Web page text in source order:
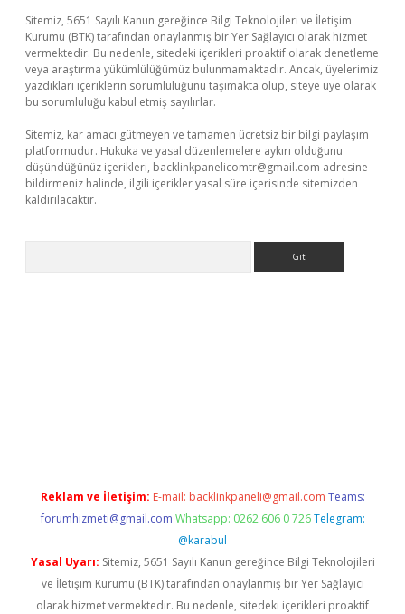
Sitemiz, 5651 Sayılı Kanun gereğince Bilgi Teknolojileri ve İletişim
Kurumu (BTK) tarafından onaylanmış bir Yer Sağlayıcı olarak hizmet
vermektedir. Bu nedenle, sitedeki içerikleri proaktif olarak denetleme
veya araştırma yükümlülüğümüz bulunmamaktadır. Ancak, üyelerimiz
yazdıkları içeriklerin sorumluluğunu taşımakta olup, siteye üye olarak
bu sorumluluğu kabul etmiş sayılırlar.
Sitemiz, kar amacı gütmeyen ve tamamen ücretsiz bir bilgi paylaşım
platformudur. Hukuka ve yasal düzenlemelere aykırı olduğunu
düşündüğünüz içerikleri, backlinkpanelicomtr@gmail.com adresine
bildirmeniz halinde, ilgili içerikler yasal süre içerisinde sitemizden
kaldırılacaktır.
Reklam ve İletişim: E-mail: backlinkpaneli@gmail.com Teams:
forumhizmeti@gmail.com Whatsapp: 0262 606 0 726 Telegram:
@karabul
Yasal Uyarı: Sitemiz, 5651 Sayılı Kanun gereğince Bilgi Teknolojileri
ve İletişim Kurumu (BTK) tarafından onaylanmış bir Yer Sağlayıcı
olarak hizmet vermektedir. Bu nedenle, sitedeki içerikleri proaktif